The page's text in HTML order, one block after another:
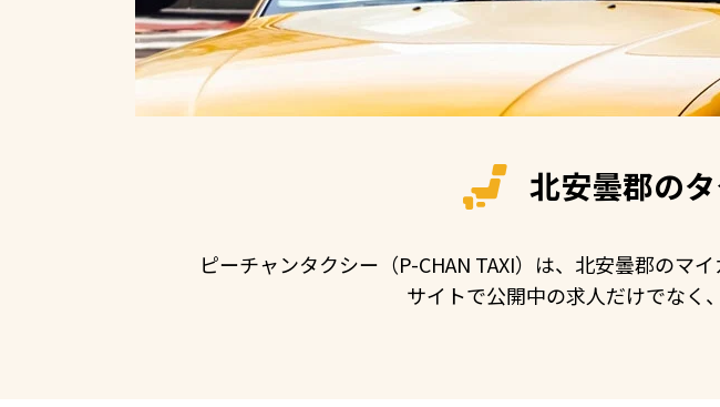
北安曇郡の
ピーチャンタクシー（P-CHAN TAXI）は、北安曇郡のマ
サイトで公開中の求人だけでなく